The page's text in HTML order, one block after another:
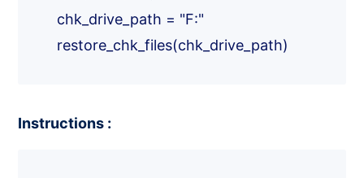
chk_drive_path = "F:"
restore_chk_files(chk_drive_path)
Instructions :